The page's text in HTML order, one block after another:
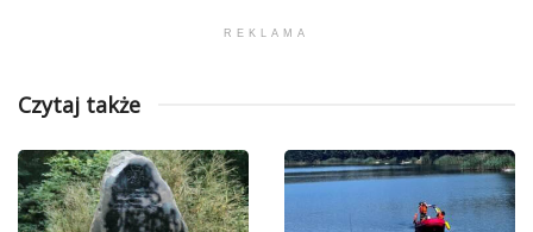
REKLAMA
Czytaj także